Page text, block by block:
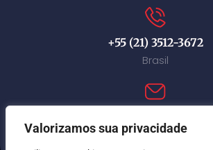
Valorizamos sua privacidade
+55 (21) 3512-3672
Brasil